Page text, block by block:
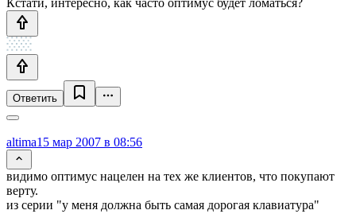
Ответить
altima15 мар 2007 в 08:56
видимо оптимус нацелен на тех же клиентов, что покупают
верту.
из серии "у меня должна быть самая дорогая клавиатура"